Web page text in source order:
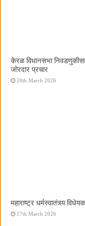
केरळ विधानसभा
जोरदार प्रचार
20th March 2026
महाराष्ट्र धर्मस्वातंत्र्य
17th March 2026